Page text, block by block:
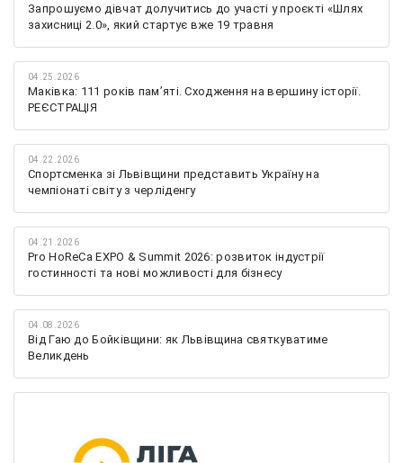
Запрошуємо дівчат долучитись до участі у проєкті «Шлях
захисниці 2.0», який стартує вже 19 травня
04.25.2026
Маківка: 111 років пам’яті. Сходження на вершину історії.
РЕЄСТРАЦІЯ
04.22.2026
Спортсменка зі Львівщини представить Україну на
чемпіонаті світу з черліденгу
04.21.2026
Pro HoReCa EXPO & Summit 2026: розвиток індустрії
гостинності та нові можливості для бізнесу
04.08.2026
Від Гаю до Бойківщини: як Львівщина святкуватиме
Великдень